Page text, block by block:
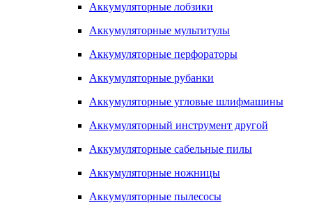
Аккумуляторные лобзики
Аккумуляторные мультитулы
Аккумуляторные перфораторы
Аккумуляторные рубанки
Аккумуляторные угловые шлифмашины
Аккумуляторный инструмент другой
Аккумуляторные сабельные пилы
Аккумуляторные ножницы
Аккумуляторные пылесосы